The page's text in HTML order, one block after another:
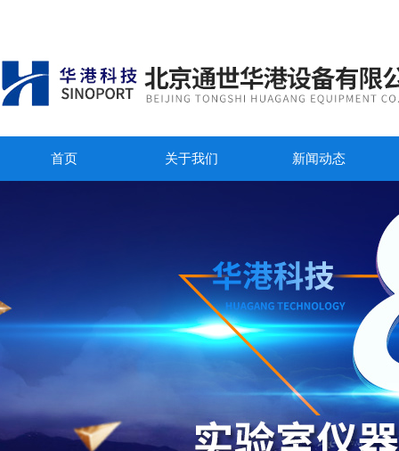
首页 关于我们 新闻动态